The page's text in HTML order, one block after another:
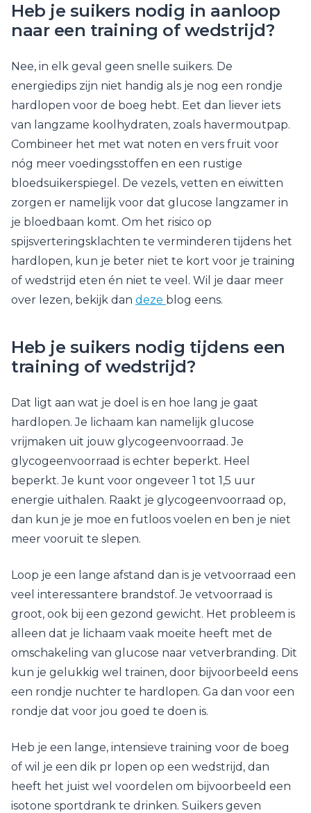
Heb je suikers nodig in aanloop
naar een training of wedstrijd?
Nee, in elk geval geen snelle suikers. De
energiedips zijn niet handig als je nog een rondje
hardlopen voor de boeg hebt. Eet dan liever iets
van langzame koolhydraten, zoals havermoutpap.
Combineer het met wat noten en vers fruit voor
nóg meer voedingsstoffen en een rustige
bloedsuikerspiegel. De vezels, vetten en eiwitten
zorgen er namelijk voor dat glucose langzamer in
je bloedbaan komt. Om het risico op
spijsverteringsklachten te verminderen tijdens het
hardlopen, kun je beter niet te kort voor je training
of wedstrijd eten én niet te veel. Wil je daar meer
over lezen, bekijk dan deze blog eens.
Heb je suikers nodig tijdens een
training of wedstrijd?
Dat ligt aan wat je doel is en hoe lang je gaat
hardlopen. Je lichaam kan namelijk glucose
vrijmaken uit jouw glycogeenvoorraad. Je
glycogeenvoorraad is echter beperkt. Heel
beperkt. Je kunt voor ongeveer 1 tot 1,5 uur
energie uithalen. Raakt je glycogeenvoorraad op,
dan kun je je moe en futloos voelen en ben je niet
meer vooruit te slepen.
Loop je een lange afstand dan is je vetvoorraad een
veel interessantere brandstof. Je vetvoorraad is
groot, ook bij een gezond gewicht. Het probleem is
alleen dat je lichaam vaak moeite heeft met de
omschakeling van glucose naar vetverbranding. Dit
kun je gelukkig wel trainen, door bijvoorbeeld eens
een rondje nuchter te hardlopen. Ga dan voor een
rondje dat voor jou goed te doen is.
Heb je een lange, intensieve training voor de boeg
of wil je een dik pr lopen op een wedstrijd, dan
heeft het juist wel voordelen om bijvoorbeeld een
isotone sportdrank te drinken. Suikers geven